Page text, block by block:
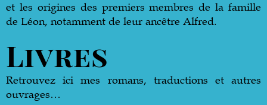
et les origines des premiers membres de la famille
de Léon, notamment de leur ancêtre Alfred.
Livres
Retrouvez ici mes romans, traductions et autres
ouvrages…